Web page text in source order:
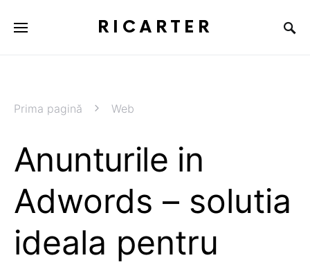
RICARTER
Prima pagină Web
Anunturile in
Adwords – solutia
ideala pentru